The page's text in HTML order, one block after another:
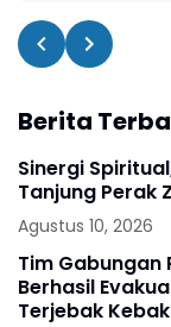
Berita
Sinergi
Tanjung Perak
Agustus 10, 2026
Tim Gabungan
Berhasil
Terjebak